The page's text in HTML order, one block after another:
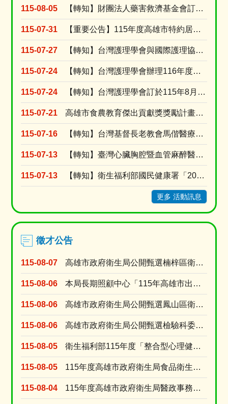
115-08-05 【轉知】財團法人藥害救濟基金會訂於115年9月9日舉辦「2026【醫識能•藥識能】線上直播講....
115-07-31 【重要公告】115年度高雄市特約居家長照機構績優長照人員表揚活動，收件受理期限延長至115年....
115-07-27 【轉知】台灣護理學會與國際護理協會(ICN)共同辦理2027年「第31屆ICN 國際護理大會....
115-07-24 【轉知】台灣護理學會辦理116年度個別型研究計畫補助申請
115-07-24 【轉知】台灣護理學會訂於115年8月15日舉辦「腫瘤照護實證應用」網路研習會(線上視訊課程)
115-07-21 高雄市食農教育傑出貢獻獎獎勵計畫及活動簡章
115-07-16 【轉知】台灣基督長老教會馬偕醫療財團法人台東馬偕紀念醫院訂於115年8月15日(星期六)舉辦....
115-07-13 【轉知】臺灣心臟胸腔暨血管麻醉醫學會訂於115年8月30日辦理2026年臺灣心臟胸腔暨血管麻....
115-07-13 【轉知】衛生福利部國民健康署「2026逆轉代謝 健康加值」活動開跑
更多 活動訊息
徵才公告
115-08-07 高雄市政府衛生局公開甄選楠梓區衛生所委任第5職等或薦任第6職等至第7職等綜合行政職系課員1名
115-08-06 本局長期照顧中心「115年高雄市出院準備銜接長照服務獎勵計畫」臨時人員甄選資格符合名單及甄選....
115-08-06 高雄市政府衛生局公開甄選鳳山區衛生所委任第5職等或薦任第6職等至第7職等衛生技術職系技士1名
115-08-06 高雄市政府衛生局公開甄選檢驗科委任第5職等或薦任第6職等至第7職等衛生技術職系技士(A670....
115-08-05 衛生福利部115年度「整合型心理健康工作計畫」臨時人員 甄選資格符合名單及甄選時間
115-08-05 115年度高雄市政府衛生局食品衛生科「約用人員」徵才公告
115-08-04 115年度高雄市政府衛生局醫政事務科「約用人員」徵才公告